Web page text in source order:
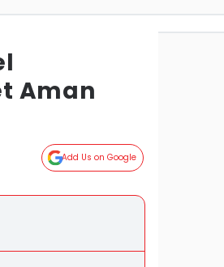
Aman
Add Us on Google